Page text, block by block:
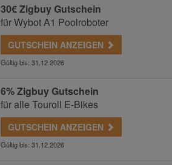
30€ Zigbuy Gutschein
für Wybot A1 Poolroboter
GUTSCHEIN ANZEIGEN
Gültig bis: 31.12.2026
6% Zigbuy Gutschein
für alle Touroll E-Bikes
GUTSCHEIN ANZEIGEN
Gültig bis: 31.12.2026